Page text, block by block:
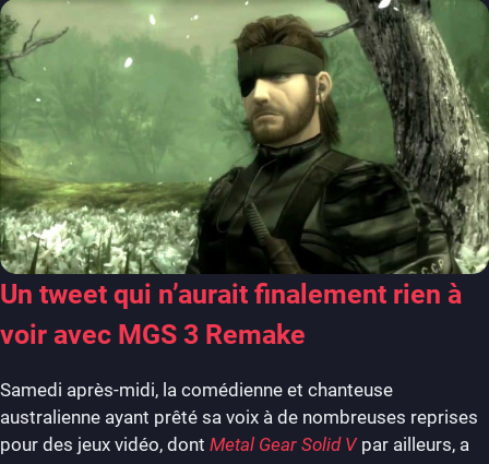
Un tweet qui n’aurait finalement rien à
voir avec MGS 3 Remake
Samedi après-midi, la comédienne et chanteuse
australienne ayant prêté sa voix à de nombreuses reprises
pour des jeux vidéo, dont Metal Gear Solid V par ailleurs, a